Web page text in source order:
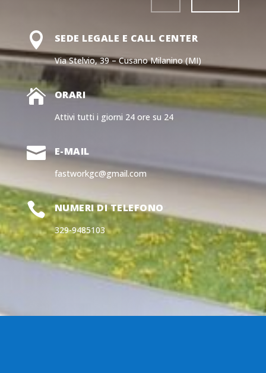
 SEDE LEGALE E CALL CENTER
Via Stelvio, 39 – Cusano Milanino (MI)
 ORARI
Attivi tutti i giorni 24 ore su 24
 E-MAIL
fastworkgc@gmail.com
 NUMERI DI TELEFONO
329-9485103